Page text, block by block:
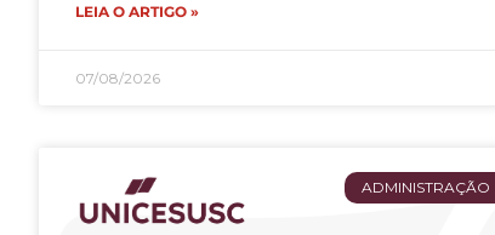
LEIA O ARTIGO »
07/08/2026
ADMINISTRAÇÃO